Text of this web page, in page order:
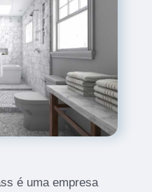
é uma empresa